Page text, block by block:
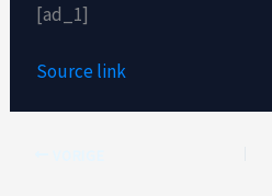
[ad_1]
Source link